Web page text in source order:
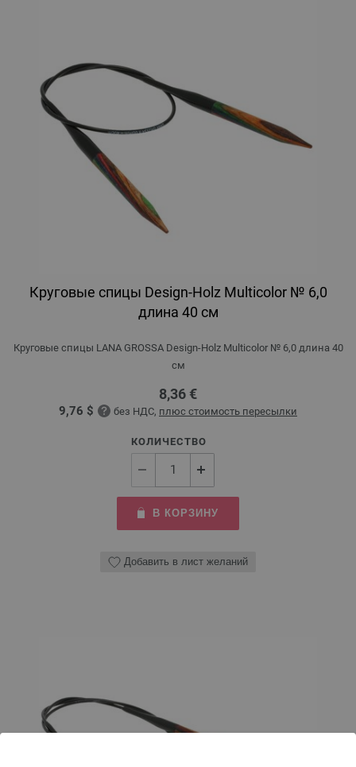
Круговые спицы Design-Holz Multicolor № 6,0
длина 40 см
Круговые спицы LANA GROSSA Design-Holz Multicolor № 6,0 длина 40
см
8,36 €
9,76 $ без НДС, плюс стоимость пересылки
КОЛИЧЕСТВО
В КОРЗИНУ
Добавить в лист желаний